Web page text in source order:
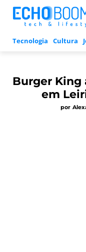
Tecnologia Cultura
Burger King
em
por